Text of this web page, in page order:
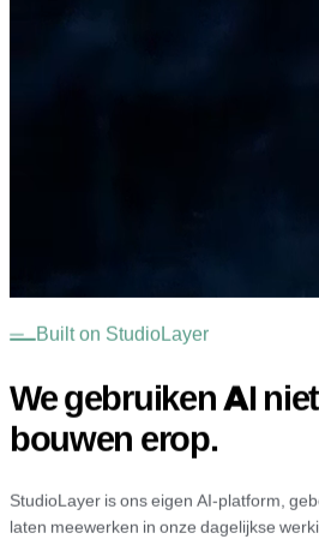
Built on StudioLayer
We gebruiken AI
bouwen erop.
StudioLayer is ons eigen AI-platform,
laten meewerken in onze dagelijkse